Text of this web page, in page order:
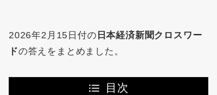
2026年2月15日付の 日本経済新聞クロスワー
ドの答えをまとめました。
目次